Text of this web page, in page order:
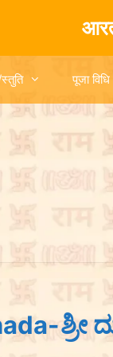
पूजा विधि
ಶ್ರೀ